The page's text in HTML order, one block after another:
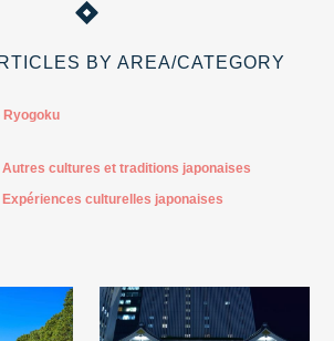
BY AREA/CATEGORY
Ryogoku
Autres cultures et traditions japonaises
Expériences culturelles japonaises